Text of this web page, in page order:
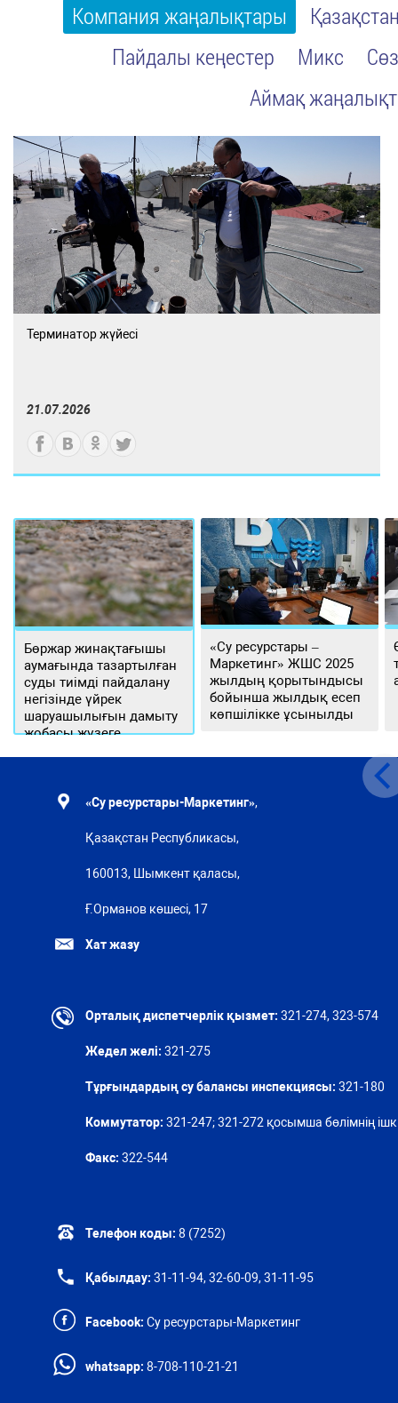
Компания жаңалықтары
Пайдалы кеңестер
Микс
Аймақ
Терминатор жүйесі
21.07.2026
Бөржар жинақтағышы
аумағында тазартылған
суды тиімді пайдалану
негізінде үйрек
шаруашылығын дамыту
жобасы жүзеге
«Су ресурстары –
Маркетинг» ЖШС 2025
жылдың қорытындысы
бойынша жылдық есеп
көпшілікке ұсынылды
«Су ресурстары-Маркетинг»,
Қазақстан Республикасы,
160013, Шымкент қаласы,
Ғ.Орманов көшесі, 17
Хат жазу
Орталық диспетчерлік қызмет: 321-274, 323-574
Жедел желі: 321-275
Тұрғындардың су балансы инспекциясы: 321-180
Коммутатор: 321-247; 321-272 қосымша бөлімнің ішкі
Факс: 322-544
Телефон коды: 8 (7252)
Қабылдау: 31-11-94, 32-60-09, 31-11-95
Facebook: Су ресурстары-Маркетинг
whatsapp: 8-708-110-21-21